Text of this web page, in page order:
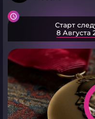
Старт
8 Августа